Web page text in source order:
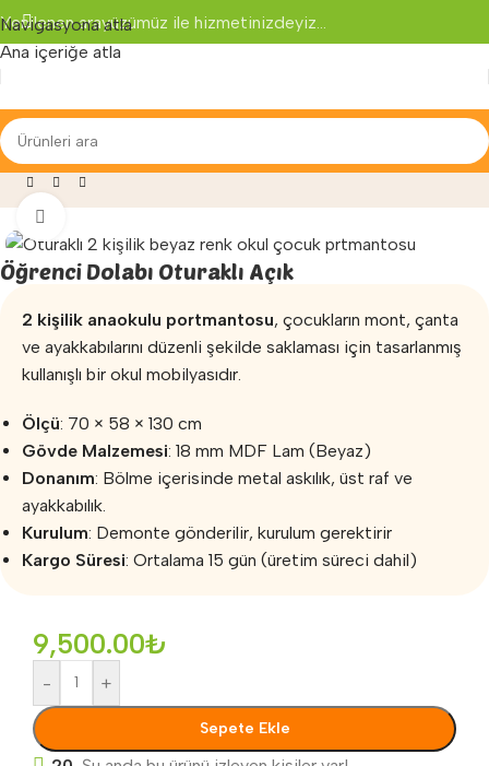
Navigasyona atla
Ana içeriğe atla
Yenilenen arayüzümüz ile hizmetinizdeyiz...
»Anaokulu Portmantoları
Öğrenci Dolabı Oturaklı Açık
2 kişilik anaokulu portmantosu, çocukların mont, çanta
ve ayakkabılarını düzenli şekilde saklaması için tasarlanmış
kullanışlı bir okul mobilyasıdır.
Ölçü: 70 × 58 × 130 cm
Gövde Malzemesi: 18 mm MDF Lam (Beyaz)
Donanım: Bölme içerisinde metal askılık, üst raf ve
ayakkabılık.
Kurulum: Demonte gönderilir, kurulum gerektirir
Kargo Süresi: Ortalama 15 gün (üretim süreci dahil)
9,500.00₺
- +
Sepete Ekle